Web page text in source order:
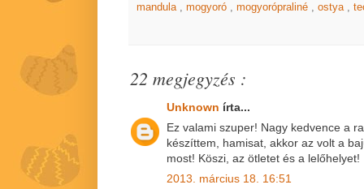
mandula
mogyoró mogyorópraliné ostya
22 megjegyzés :
Unknown írta...
Ez valami szuper! Nagy kedvence a
készíttem, hamisat, akkor az volt a
most! Köszi, az ötletet és a lelőhelyet!
2013. március 18. 16:51